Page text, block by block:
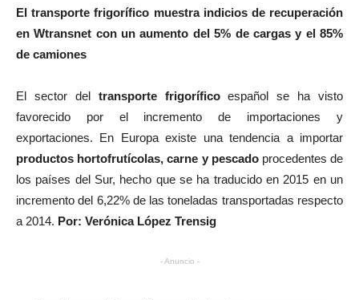
El transporte frigorífico muestra indicios de recuperación
en Wtransnet con un aumento del 5% de cargas y el 85%
de camiones
El sector del transporte frigoríficoespañol se ha visto
favorecido por el incremento de importaciones y
exportaciones. En Europa existe una tendencia a importar
productos hortofrutícolas, carne y pescadoprocedentes de
los países del Sur, hecho que se ha traducido en 2015 en un
incremento del 6,22% de las toneladas transportadas respecto
a 2014. Por: Verónica López Trensig
- Anuncio -